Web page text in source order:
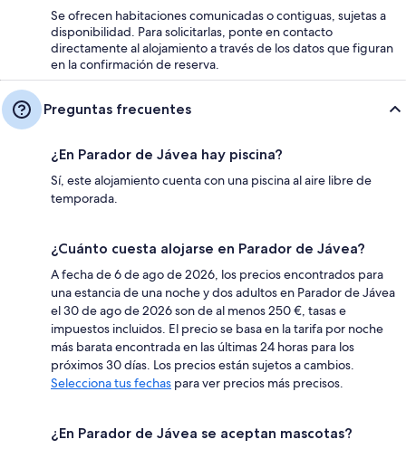
Se ofrecen habitaciones comunicadas o contiguas, sujetas a
disponibilidad. Para solicitarlas, ponte en contacto
directamente al alojamiento a través de los datos que figuran
en la confirmación de reserva.
Preguntas frecuentes
¿En Parador de Jávea hay piscina?
Sí, este alojamiento cuenta con una piscina al aire libre de
temporada.
¿Cuánto cuesta alojarse en Parador de Jávea?
A fecha de 6 de ago de 2026, los precios encontrados para
una estancia de una noche y dos adultos en Parador de Jávea
el 30 de ago de 2026 son de al menos 250 €, tasas e
impuestos incluidos. El precio se basa en la tarifa por noche
más barata encontrada en las últimas 24 horas para los
próximos 30 días. Los precios están sujetos a cambios.
Selecciona tus fechas para ver precios más precisos.
¿En Parador de Jávea se aceptan mascotas?